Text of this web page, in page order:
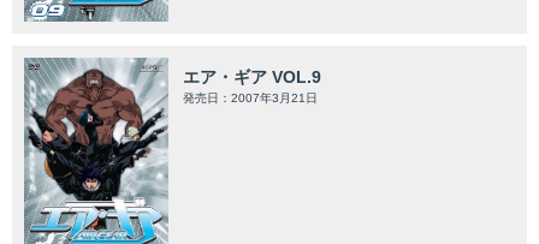
エア・ギア VOL.9
発売日：2007年3月21日